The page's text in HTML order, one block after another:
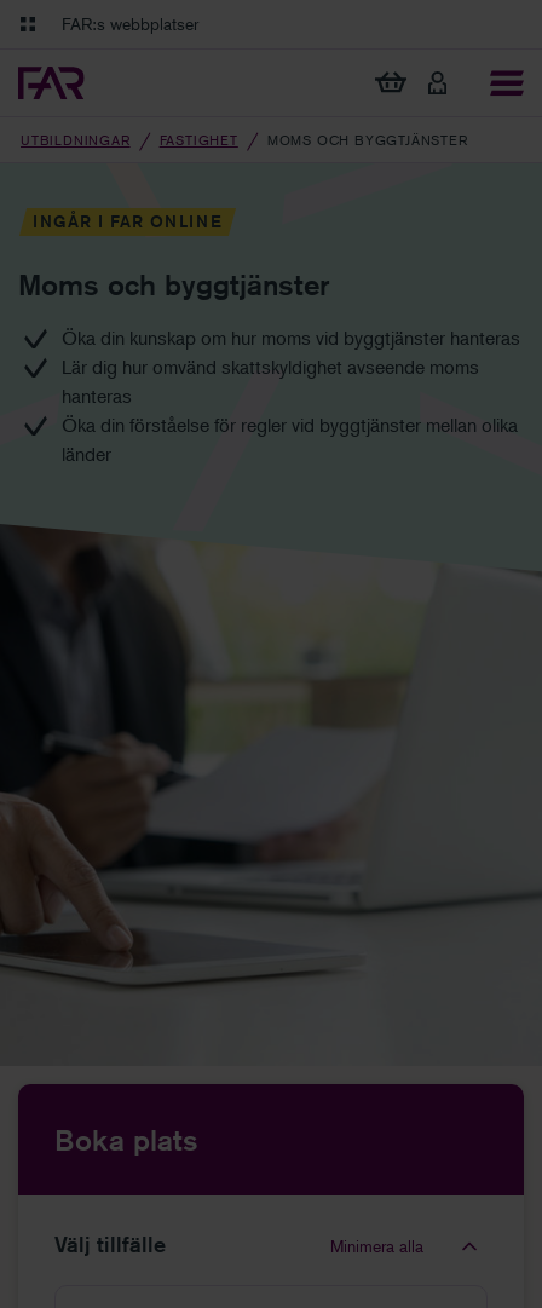
Gå till innehåll
Gå till navigation
Ekonomiska regler på ett och samma ställe
Debatt och fördjupning i branschens frågor
FAR:s webbplatser
Visa min varukorg
UTBILDNINGAR FASTIGHET MOMS OCH BYGGTJÄNSTER
INGÅR I FAR ONLINE
Moms och byggtjänster
Öka din kunskap om hur moms vid byggtjänster hanteras
Lär dig hur omvänd skattskyldighet avseende moms
hanteras
Öka din förståelse för regler vid byggtjänster mellan olika
länder
Boka plats
Välj tillfälle Minimera alla